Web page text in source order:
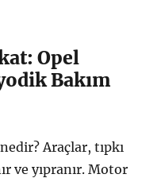
Opel
Bakım
nedir? Araçlar, tıpkı
ve yıpranır. Motor